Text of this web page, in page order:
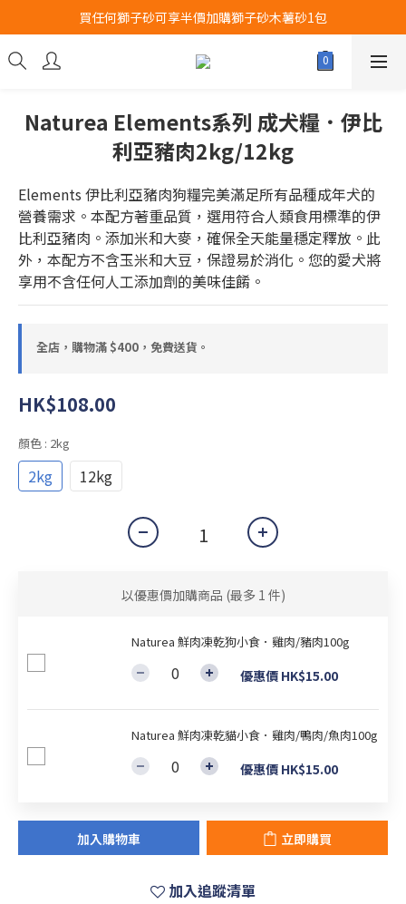
Airbuggy 全線現貨8折！立即點擊火速搶購
買任何獅子砂可享半價加購獅子砂木薯砂1包
Airbuggy 全線現貨8折！立即點擊火速搶購
Naturea Elements系列 成犬糧．伊比
利亞豬肉2kg/12kg
Elements 伊比利亞豬肉狗糧完美滿足所有品種成年犬的
營養需求。本配方著重品質，選用符合人類食用標準的伊
比利亞豬肉。添加米和大麥，確保全天能量穩定釋放。此
外，本配方不含玉米和大豆，保證易於消化。您的愛犬將
享用不含任何人工添加劑的美味佳餚。
全店，購物滿 $400，免費送貨。
HK$108.00
顏色 : 2kg
2kg 12kg
以優惠價加購商品 (最多 1 件)
Naturea 鮮肉凍乾狗小食．雞肉/豬肉100g
優惠價 HK$15.00
Naturea 鮮肉凍乾貓小食．雞肉/鴨肉/魚肉100g
優惠價 HK$15.00
加入購物車 立即購買
加入追蹤清單